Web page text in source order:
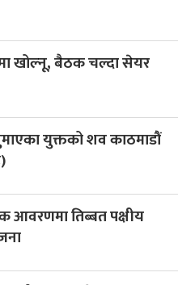
खोल्नू, बैठक चल्दा सेयर
युक्तको शव काठमाडौं
आवरणमा तिब्बत पक्षीय